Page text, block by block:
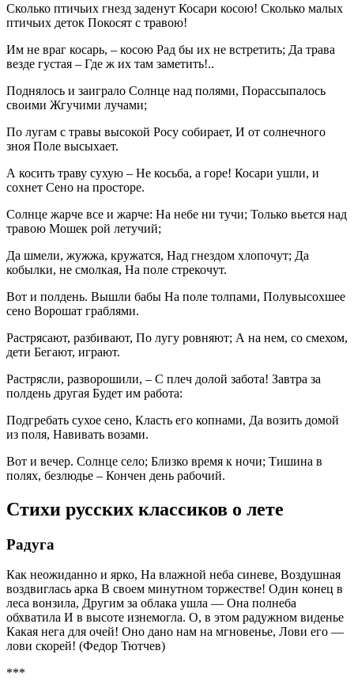
Сколько птичьих гнезд заденут Косари косою! Сколько малых
птичьих деток Покосят с травою!
Им не враг косарь, – косою Рад бы их не встретить; Да трава
везде густая – Где ж их там заметить!..
Поднялось и заиграло Солнце над полями, Порассыпалось
своими Жгучими лучами;
По лугам с травы высокой Росу собирает, И от солнечного
зноя Поле высыхает.
А косить траву сухую – Не косьба, а горе! Косари ушли, и
сохнет Сено на просторе.
Солнце жарче все и жарче: На небе ни тучи; Только вьется над
травою Мошек рой летучий;
Да шмели, жужжа, кружатся, Над гнездом хлопочут; Да
кобылки, не смолкая, На поле стрекочут.
Вот и полдень. Вышли бабы На поле толпами, Полувысохшее
сено Ворошат граблями.
Растрясают, разбивают, По лугу ровняют; А на нем, со смехом,
дети Бегают, играют.
Растрясли, разворошили, – С плеч долой забота! Завтра за
полдень другая Будет им работа:
Подгребать сухое сено, Класть его копнами, Да возить домой
из поля, Навивать возами.
Вот и вечер. Солнце село; Близко время к ночи; Тишина в
полях, безлюдье – Кончен день рабочий.
Стихи русских классиков о лете
Радуга
Как неожиданно и ярко, На влажной неба синеве, Воздушная
воздвиглась арка В своем минутном торжестве! Один конец в
леса вонзила, Другим за облака ушла — Она полнеба
обхватила И в высоте изнемогла. О, в этом радужном виденье
Какая нега для очей! Оно дано нам на мгновенье, Лови его —
лови скорей! (Федор Тютчев)
***